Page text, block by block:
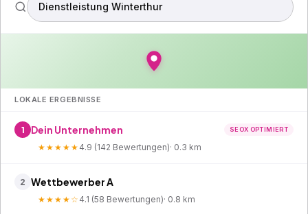
Dienstleistung Winterthur
LOKALE ERGEBNISSE
1 Dein Unternehmen SEOX OPTIMIERT
★★★★★ 4.9 (142 Bewertungen)· 0.3 km
2 Wettbewerber A
★★★★☆ 4.1 (58 Bewertungen)· 0.8 km